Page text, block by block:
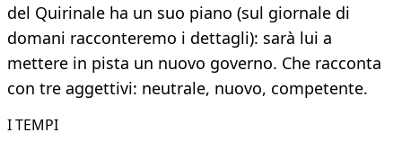
del Quirinale ha un suo piano (sul giornale di
domani racconteremo i dettagli): sarà lui a
mettere in pista un nuovo governo. Che racconta
con tre aggettivi: neutrale, nuovo, competente.
I TEMPI